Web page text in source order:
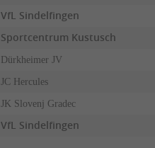
VfL Sindelfingen
Sportcentrum Kustusch
Dürkheimer JV
JC Hercules
JK Slovenj Gradec
VfL Sindelfingen